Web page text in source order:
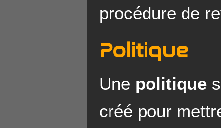
procédure de
Politique
Une politique
créé pour